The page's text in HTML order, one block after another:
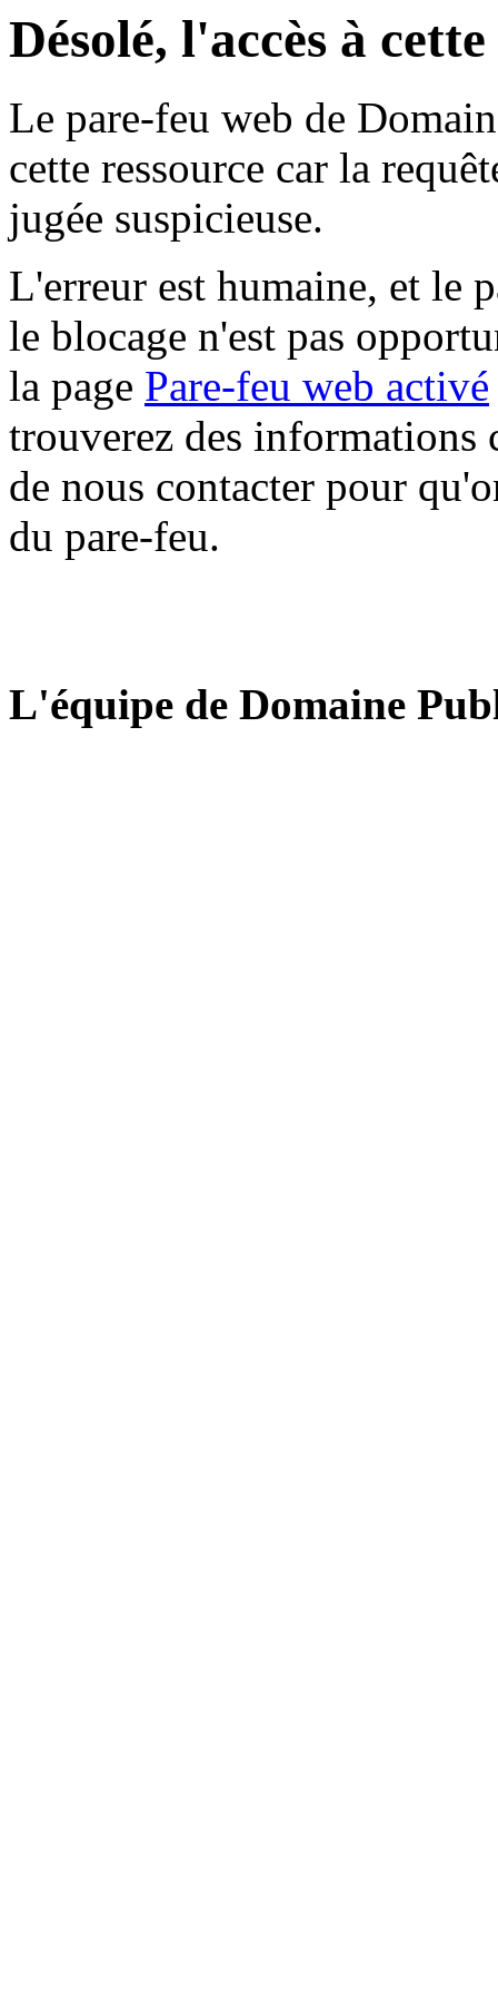
Désolé, l'accès à
Le pare-feu web de
cette ressource car la
jugée suspicieuse.
L'erreur est humaine, et le
le blocage n'est pas
la page Pare-feu web activé
trouverez des informations
de nous contacter pour
du pare-feu.
L'équipe de Domaine